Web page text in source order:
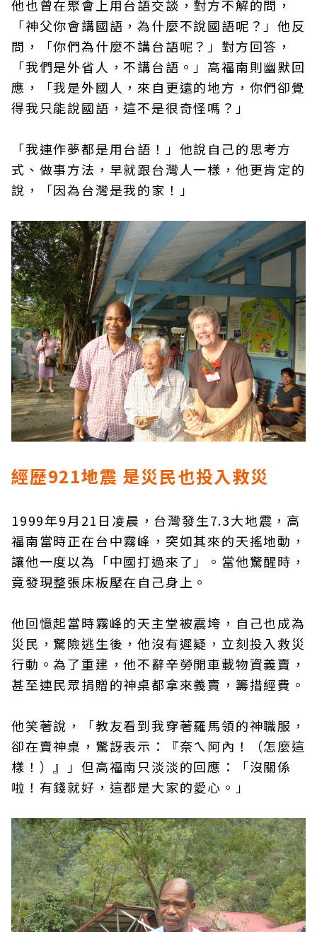
他也曾在聚會上用台語交談，對方不解的問，
「神父你會講國語，為什麼不說國語呢？」他反
問，「你們為什麼不講台語呢？」對方回答，
「我們是外省人，不講台語。」高福南則幽默回
應，「我是外國人，來自更遠的地方，你們卻覺
得我只能說國語，這不是很奇怪嗎？」
「我連作夢都是用台語！」他說自己的思考方
式、做事方法，早就跟台灣人一樣，他更肯定的
說，「因為台灣是我的家！」
經歷921地震 是災民也投入救災
1999年9月21日凌晨，台灣發生7.3大地震，高
福南當時正在台中霧峰，突如其來的天搖地動，
讓他一度以為「中國打過來了」。當他驚醒時，
竟發現整張床板壓在自己身上。
他回憶起當時霧峰的天主堂被震垮，自己也成為
災民，驚險逃生後，他沒有遲疑，立刻投入救災
行動。為了重建，他不辭辛勞開車載物資義賣，
甚至連民眾捐贈的神桌都拿來義賣，籌措經費。
他笑著說，「教友看到我穿著羅馬領的神職服，
卻在賣神桌，驚訝表示：『奈ㄟ阿內！（怎麼這
樣！）』」但高福南只淡淡的回應：「沒關係
啦！有錢就好，這都是大家的愛心。」